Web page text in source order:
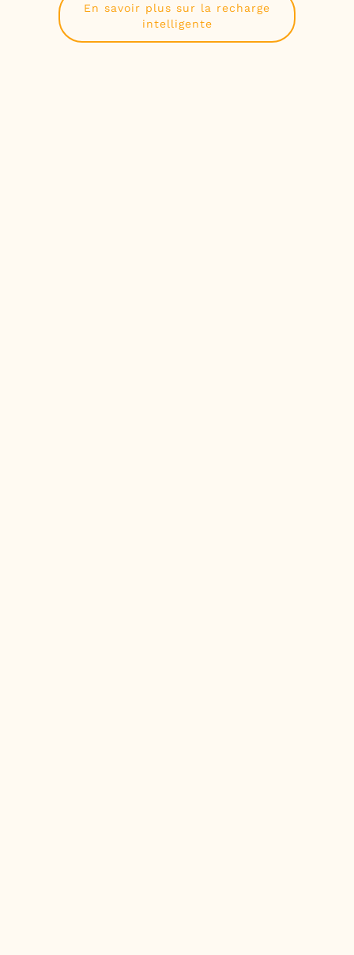
En savoir plus sur la recharge
intelligente